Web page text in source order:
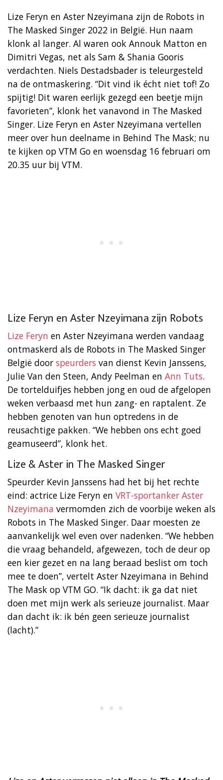
Lize Feryn en Aster Nzeyimana zijn de Robots in
The Masked Singer 2022 in België. Hun naam
klonk al langer. Al waren ook Annouk Matton en
Dimitri Vegas, net als Sam & Shania Gooris
verdachten. Niels Destadsbader is teleurgesteld
na de ontmaskering. “Dit vind ik écht niet tof! Zo
spijtig! Dit waren eerlijk gezegd een beetje mijn
favorieten”, klonk het vanavond in The Masked
Singer. Lize Feryn en Aster Nzeyimana vertellen
meer over hun deelname in Behind The Mask; nu
te kijken op VTM Go en woensdag 16 februari om
20.35 uur bij VTM.
Lize Feryn en Aster Nzeyimana zijn Robots
Lize Feryn en Aster Nzeyimana werden vandaag
ontmaskerd als de Robots in The Masked Singer
België door speurders van dienst Kevin Janssens,
Julie Van den Steen, Andy Peelman en Ann Tuts.
De tortelduifjes hebben jong en oud de afgelopen
weken verbaasd met hun zang- en raptalent. Ze
hebben genoten van hun optredens in de
reusachtige pakken. “We hebben ons echt goed
geamuseerd”, klonk het.
Lize & Aster in The Masked Singer
Speurder Kevin Janssens had het bij het rechte
eind: actrice Lize Feryn en VRT-sportanker Aster
Nzeyimana vermomden zich de voorbije weken als
Robots in The Masked Singer. Daar moesten ze
aanvankelijk wel even over nadenken. “We hebben
die vraag behandeld, afgewezen, toch de deur op
een kier gezet en na lang beraad beslist om toch
mee te doen”, vertelt Aster Nzeyimana in Behind
The Mask op VTM GO. “Ik dacht: ik ga dat niet
doen met mijn werk als serieuze journalist. Maar
dan dacht ik: ik bén geen serieuze journalist
(lacht).”